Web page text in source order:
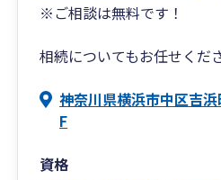
※ご相談は無料です！
相続についてもお任せくだ
神奈川県横浜市中区吉
F
資格